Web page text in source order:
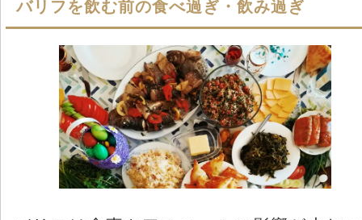
バリフを飲む前の食べ過ぎ・飲み過ぎ